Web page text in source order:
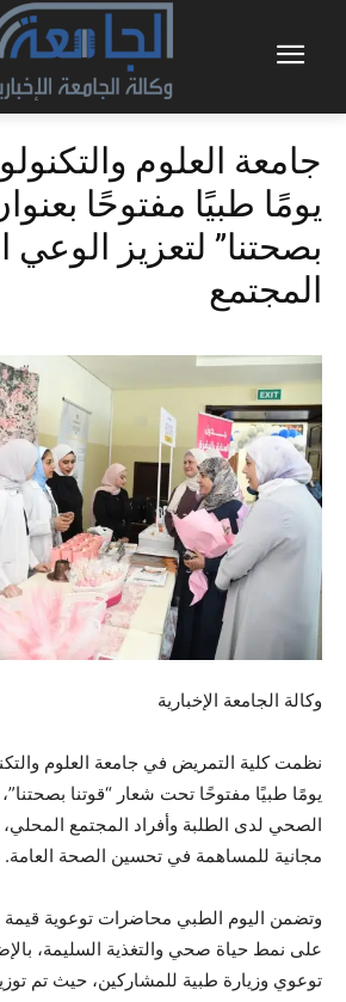
جامعة العلوم
يومًا طبيًا مفتوحًا
بصحتنا” لتعزيز
المجتمع
وكالة الجامعة الإخبارية
نظمت كلية التمريض في جامعة العلوم
يومًا طبيًا مفتوحًا تحت شعار “قوتنا
الصحي لدى الطلبة وأفراد المجتمع
مجانية للمساهمة في تحسين الصحة العامة.
وتضمن اليوم الطبي محاضرات توعوية قيمة
على نمط حياة صحي والتغذية السليمة،
توعوي وزيارة طبية للمشاركين، حيث تم